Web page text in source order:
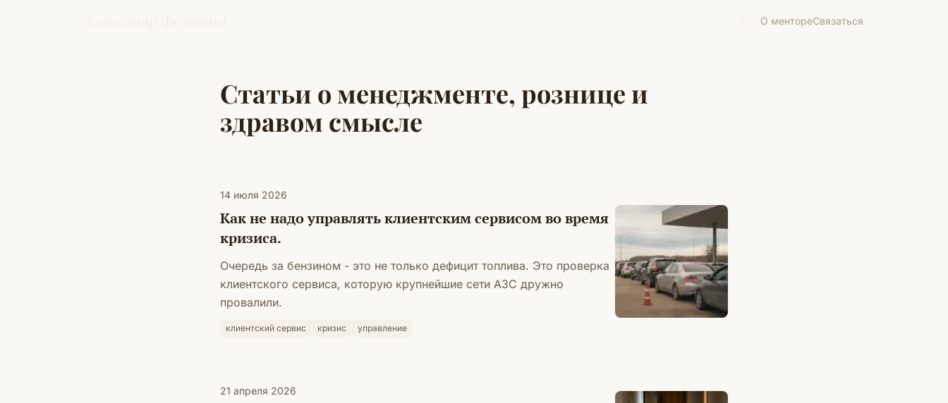
О ментореСвязаться
Статьи о менеджменте, рознице и
здравом смысле
14 июля 2026
Как не надо управлять клиентским сервисом во время
кризиса.
Очередь за бензином - это не только дефицит топлива. Это проверка
клиентского сервиса, которую крупнейшие сети АЗС дружно
провалили.
клиентский сервис кризис управление
21 апреля 2026